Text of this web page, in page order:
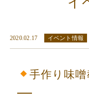
2020.02.17 イベント情報
手作り味